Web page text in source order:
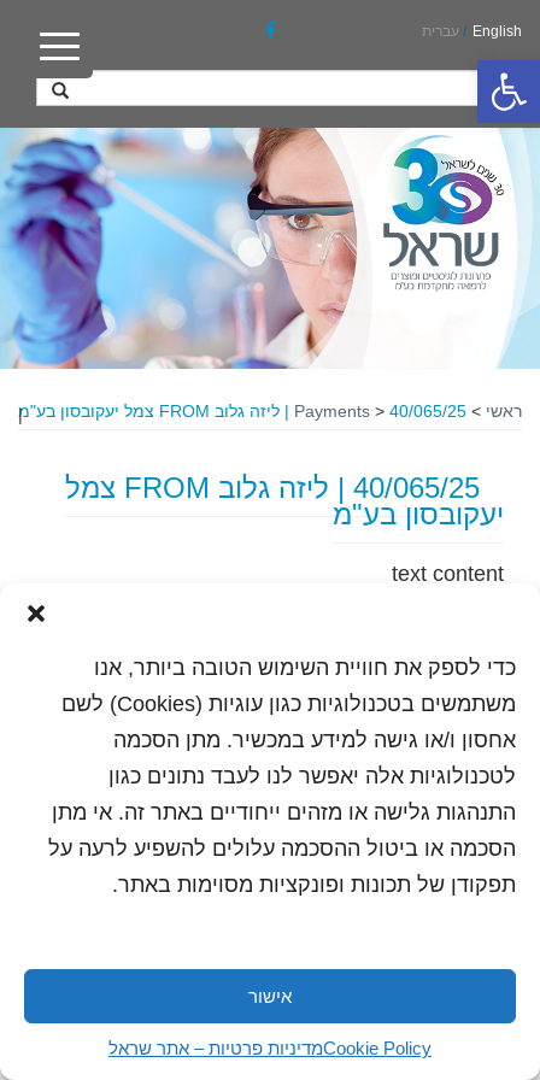
פתח סרגל נגישות
כדי לספק את חוויית השימוש הטובה ביותר, אנו
משתמשים בטכנולוגיות כגון עוגיות (Cookies) לשם
אחסון ו/או גישה למידע במכשיר. מתן הסכמה
לטכנולוגיות אלה יאפשר לנו לעבד נתונים כגון
התנהגות גלישה או מזהים ייחודיים באתר זה. אי מתן
הסכמה או ביטול ההסכמה עלולים להשפיע לרעה על
תפקודן של תכונות ופונקציות מסוימות באתר.
אישור
Cookie Policyמדיניות פרטיות – אתר שראל
English
/ עברית
ראשי >
Payments > 40/065/25 | ליזה גלוב FROM צמל יעקובסון בע"מ |
40/065/25 | ליזה גלוב FROM צמל
יעקובסון בע"מ
text content
כל הזכויות שמורות לשראל 2018 | עיצוב ותכנות: סטודיו
"היוצרים"